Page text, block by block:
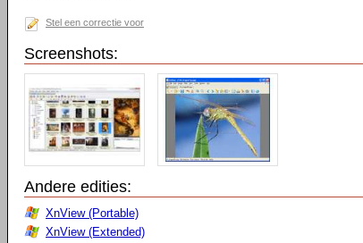
Stel een correctie voor
Screenshots:
Andere edities:
XnView (Portable)
XnView (Extended)